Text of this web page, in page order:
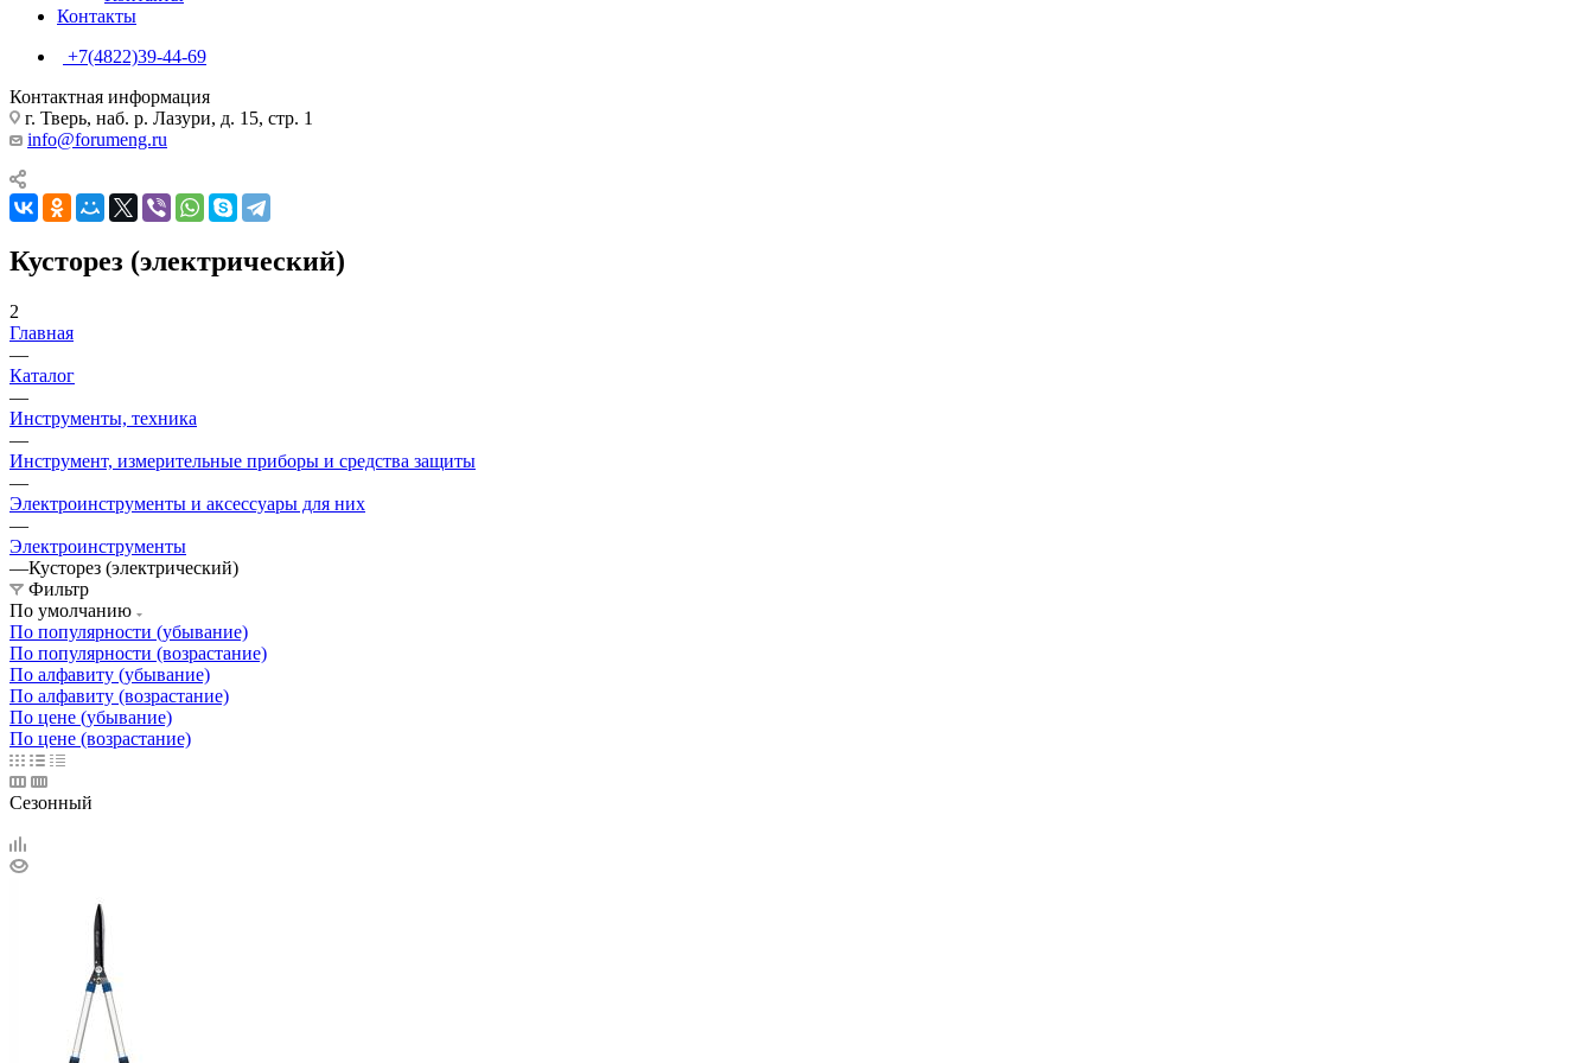
Контакты
+7(4822)39-44-69
Контактная информация
г. Тверь, наб. р. Лазури, д. 15, стр. 1
info@forumeng.ru
Кусторез (электрический)
2
Главная
—
Каталог
—
Инструменты, техника
—
Инструмент, измерительные приборы и средства защиты
—
Электроинструменты и аксессуары для них
—
Электроинструменты
—Кусторез (электрический)
Фильтр
По умолчанию
По популярности (убывание)
По популярности (возрастание)
По алфавиту (убывание)
По алфавиту (возрастание)
По цене (убывание)
По цене (возрастание)
Сезонный